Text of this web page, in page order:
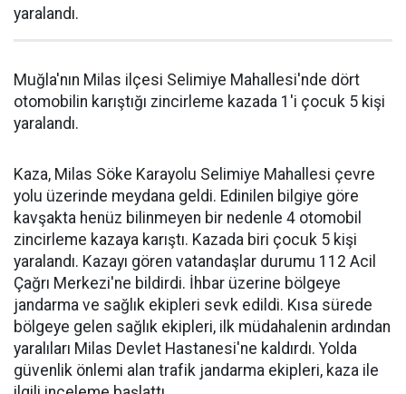
yaralandı.
Muğla'nın Milas ilçesi Selimiye Mahallesi'nde dört
otomobilin karıştığı zincirleme kazada 1'i çocuk 5 kişi
yaralandı.
Kaza, Milas Söke Karayolu Selimiye Mahallesi çevre
yolu üzerinde meydana geldi. Edinilen bilgiye göre
kavşakta henüz bilinmeyen bir nedenle 4 otomobil
zincirleme kazaya karıştı. Kazada biri çocuk 5 kişi
yaralandı. Kazayı gören vatandaşlar durumu 112 Acil
Çağrı Merkezi'ne bildirdi. İhbar üzerine bölgeye
jandarma ve sağlık ekipleri sevk edildi. Kısa sürede
bölgeye gelen sağlık ekipleri, ilk müdahalenin ardından
yaralıları Milas Devlet Hastanesi'ne kaldırdı. Yolda
güvenlik önlemi alan trafik jandarma ekipleri, kaza ile